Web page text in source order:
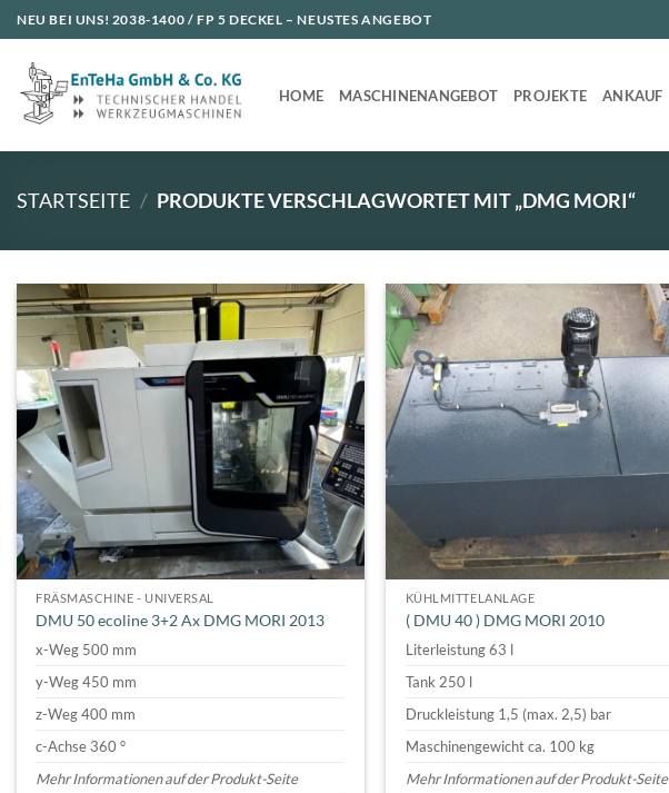
Zum
Inhalt
springen
NEU BEI UNS! 2038-1400 / FP 5 DECKEL – NEUSTES ANGEBOT
HOME MASCHINENANGEBOT PROJEKTE ANKAUF
STARTSEITE / PRODUKTE VERSCHLAGWORTET MIT „DMG MORI“
FRÄSMASCHINE - UNIVERSAL
DMU 50 ecoline 3+2 Ax DMG MORI 2013
x-Weg 500 mm
y-Weg 450 mm
z-Weg 400 mm
c-Achse 360 °
Mehr Informationen auf der Produkt-Seite
KÜHLMITTELANLAGE
( DMU 40 ) DMG MORI 2010
Literleistung 63 l
Tank 250 l
Druckleistung 1,5 (max. 2,5) bar
Maschinengewicht ca. 100 kg
Mehr Informationen auf der Produkt-Seite